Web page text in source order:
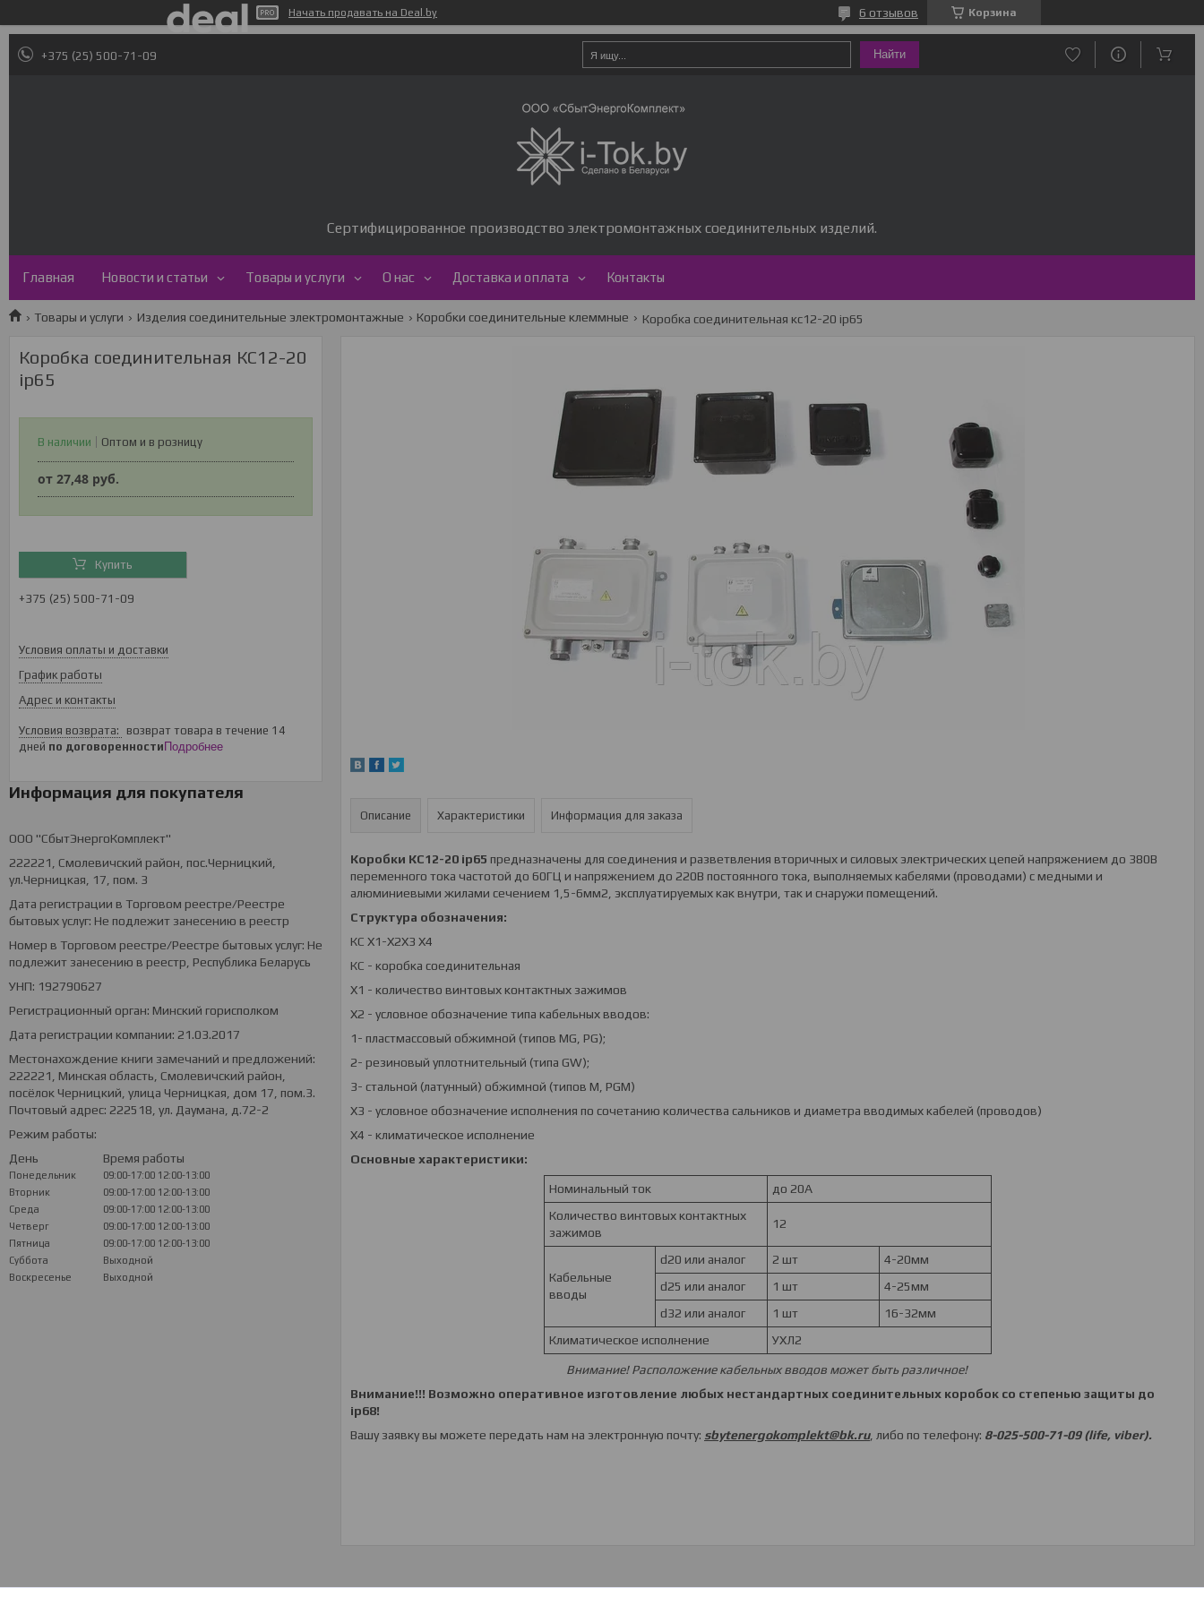
Начать продавать на Deal.by Корзина
6 отзывов
+375 (25) 500-71-09 Найти
Сертифицированное производство электромонтажных соединительных изделий.
Главная Новости и статьи Товары и услуги О нас Доставка и оплата Контакты
Товары и услуги Изделия соединительные электромонтажные Коробки соединительные клеммные Коробка соединительная кс12-20 ip65
Коробка соединительная КС12-20
ip65
В наличии Оптом и в розницу
от 27,48 руб.
Купить
+375 (25) 500-71-09
Условия оплаты и доставки
График работы
Адрес и контакты
возврат товара в течение 14
дней по договоренностиПодробнее
Информация для покупателя
ООО "СбытЭнергоКомплект"
222221, Смолевичский район, пос.Черницкий,
ул.Черницкая, 17, пом. 3
Дата регистрации в Торговом реестре/Реестре
бытовых услуг: Не подлежит занесению в реестр
Номер в Торговом реестре/Реестре бытовых услуг: Не
подлежит занесению в реестр, Республика Беларусь
УНП: 192790627
Регистрационный орган: Минский горисполком
Дата регистрации компании: 21.03.2017
Местонахождение книги замечаний и предложений:
222221, Минская область, Смолевичский район,
посёлок Черницкий, улица Черницкая, дом 17, пом.3.
Почтовый адрес: 222518, ул. Даумана, д.72-2
Режим работы:
День
Время работы
Понедельник 09:00-17:00 12:00-13:00
Вторник
09:00-17:00 12:00-13:00
Среда
09:00-17:00 12:00-13:00
Четверг
09:00-17:00 12:00-13:00
Пятница
09:00-17:00 12:00-13:00
Суббота
Выходной
Воскресенье
Выходной
Описание Характеристики Информация для заказа
Коробки КС12-20 ip65 предназначены для соединения и разветвления вторичных и силовых электрических цепей напряжением до 380В
переменного тока частотой до 60ГЦ и напряжением до 220В постоянного тока, выполняемых кабелями (проводами) с медными и
алюминиевыми жилами сечением 1,5-6мм2, эксплуатируемых как внутри, так и снаружи помещений.
Структура обозначения:
КС Х1-Х2Х3 Х4
КС - коробка соединительная
Х1 - количество винтовых контактных зажимов
Х2 - условное обозначение типа кабельных вводов:
1- пластмассовый обжимной (типов MG, PG);
2- резиновый уплотнительный (типа GW);
3- стальной (латунный) обжимной (типов M, PGM)
Х3 - условное обозначение исполнения по сочетанию количества сальников и диаметра вводимых кабелей (проводов)
Х4 - климатическое исполнение
Основные характеристики:
Номинальный ток
до 20А
Количество винтовых контактных
зажимов
12
Кабельные
вводы
d20 или аналог 2 шт
4-20мм
d25 или аналог
1 шт
4-25мм
d32 или аналог
1 шт
16-32мм
Климатическое исполнение
УХЛ2
Внимание! Расположение кабельных вводов может быть различное!
Внимание!!! Возможно оперативное изготовление любых нестандартных соединительных коробок со степенью защиты до
ip68!
Вашу заявку вы можете передать нам на электронную почту: sbytenergokomplekt@bk.ru, либо по телефону: 8-025-500-71-09 (life, viber).